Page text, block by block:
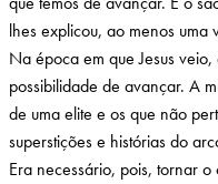
lhes explicou, ao menos uma
Na época em que Jesus
possibilidade de avançar. A
de uma elite e os que não
superstições e histórias do
Era necessário, pois, tornar o